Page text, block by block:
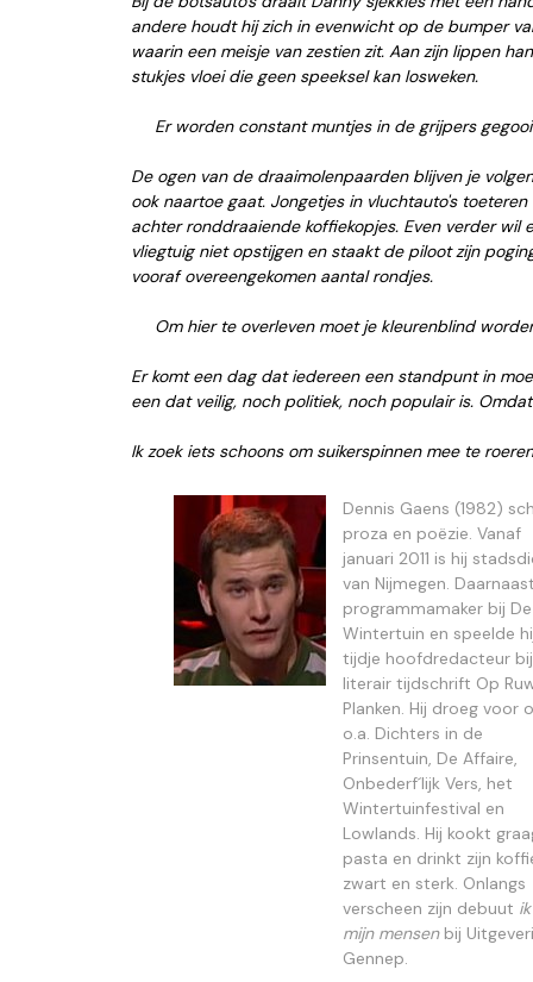
andere houdt hij zich in evenwicht op de bumper
waarin een meisje van zestien zit. Aan zijn lippen
stukjes vloei die geen speeksel kan losweken.
Er worden constant muntjes in de grijpers
De ogen van de draaimolenpaarden blijven je
ook naartoe gaat. Jongetjes in vluchtauto's toeteren
achter ronddraaiende koffiekopjes. Even verder wil
vliegtuig niet opstijgen en staakt de piloot zijn
vooraf overeengekomen aantal rondjes.
Om hier te overleven moet je kleurenblind
Er komt een dag dat iedereen een standpunt in
een dat veilig, noch politiek, noch populair is.
Ik zoek iets schoons om suikerspinnen mee te
Dennis Gaens (1982)
proza en poëzie. Vanaf
januari 2011 is hij
van Nijmegen.
programmamaker bij De
Wintertuin en speelde
tijdje hoofdredacteur bij
literair tijdschrift Op
Planken. Hij droeg voor
o.a. Dichters in de
Prinsentuin, De Affaire,
Onbederf´lijk Vers, het
Wintertuinfestival en
Lowlands. Hij kookt
pasta en drinkt zijn
zwart en sterk. Onlangs
verscheen zijn debuut
mijn mensenbij
Gennep.